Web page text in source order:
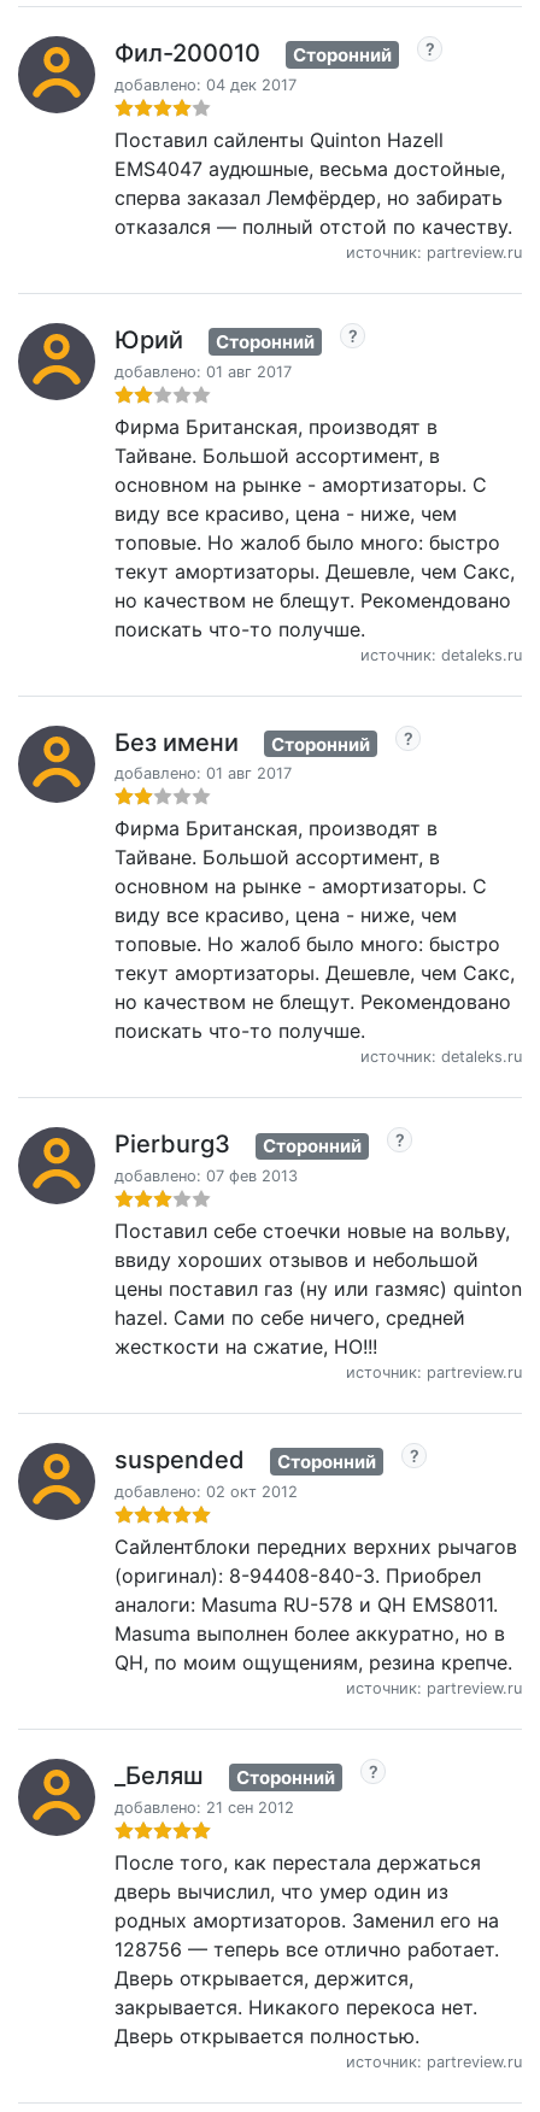
Фил-200010 Сторонний
добавлено: 04 дек 2017
Поставил сайленты Quinton Hazell
EMS4047 аудюшные, весьма достойные,
сперва заказал Лемфёрдер, но забирать
отказался — полный отстой по качеству.
источник: partreview.ru
Юрий Сторонний
добавлено: 01 авг 2017
Фирма Британская, производят в
Тайване. Большой ассортимент, в
основном на рынке - амортизаторы. С
виду все красиво, цена - ниже, чем
топовые. Но жалоб было много: быстро
текут амортизаторы. Дешевле, чем Сакс,
но качеством не блещут. Рекомендовано
поискать что-то получше.
источник: detaleks.ru
Без имени Сторонний
добавлено: 01 авг 2017
Фирма Британская, производят в
Тайване. Большой ассортимент, в
основном на рынке - амортизаторы. С
виду все красиво, цена - ниже, чем
топовые. Но жалоб было много: быстро
текут амортизаторы. Дешевле, чем Сакс,
но качеством не блещут. Рекомендовано
поискать что-то получше.
источник: detaleks.ru
Pierburg3 Сторонний
добавлено: 07 фев 2013
Поставил себе стоечки новые на вольву,
ввиду хороших отзывов и небольшой
цены поставил газ (ну или газмяс) quinton
hazel. Сами по себе ничего, средней
жесткости на сжатие, НО!!!
источник: partreview.ru
suspended Сторонний
добавлено: 02 окт 2012
Сайлентблоки передних верхних рычагов
(оригинал): 8-94408-840-3. Приобрел
аналоги: Masuma RU-578 и QH EMS8011.
Masuma выполнен более аккуратно, но в
QH, по моим ощущениям, резина крепче.
источник: partreview.ru
_Беляш Сторонний
добавлено: 21 сен 2012
После того, как перестала держаться
дверь вычислил, что умер один из
родных амортизаторов. Заменил его на
128756 — теперь все отлично работает.
Дверь открывается, держится,
закрывается. Никакого перекоса нет.
Дверь открывается полностью.
источник: partreview.ru